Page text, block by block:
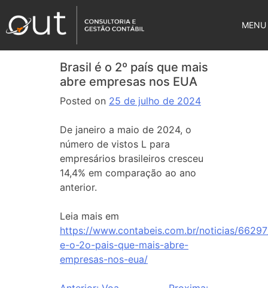
MENU
Brasil é o 2º país que mais
abre empresas nos EUA
Posted on 25 de julho de 2024
De janeiro a maio de 2024, o
número de vistos L para
empresários brasileiros cresceu
14,4% em comparação ao ano
anterior.
Leia mais em
https://www.contabeis.com.br/noticias/
e-o-2o-pais-que-mais-abre-
empresas-nos-eua/